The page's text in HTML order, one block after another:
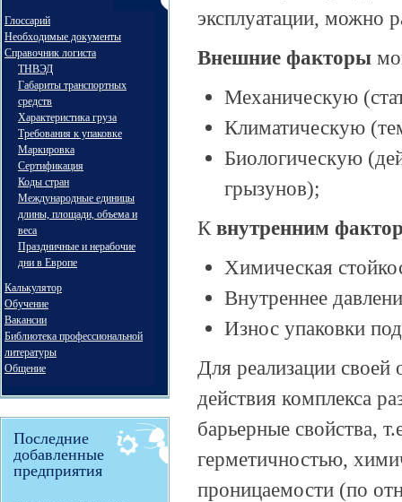
Глоссарий
Необходимые документы
Справочник логиста
ТНВЭД
Габариты транспортных
средств
Характеристика груза
Требования к упаковке
Маркировка
Сертификация
Коды стран
Международные единицы
длины, площади, объема и
веса
Праздничные и нерабочие
дни в Европе
Калькулятор
Обучение
Вакансии
Библиотека профессиональной
литературы
Общение
Последние
добавленные
предприятия
эксплуатации, можно
Внешние факторы
Механическую
Климатическую
Биологическую
грызунов);
К внутренним
Химическая
Внутреннее
Износ упаковки
Для реализации
действия комплекса
барьерные свойства,
герметичностью,
проницаемости (по